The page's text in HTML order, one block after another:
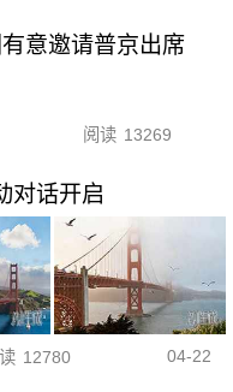
意邀请普京出席
阅读 13269
对话开启
12780 04-22